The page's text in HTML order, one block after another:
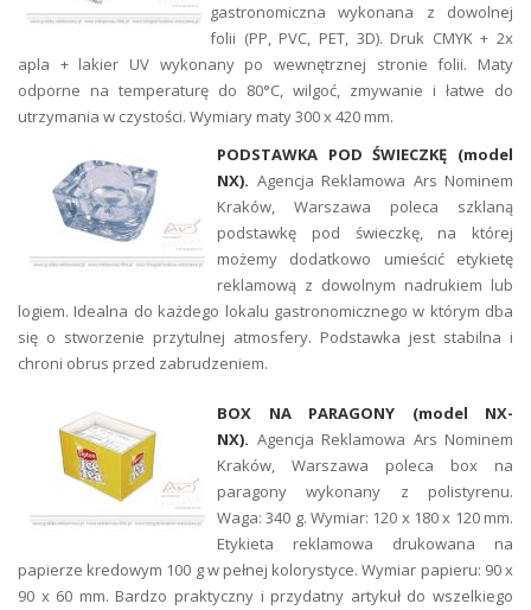
gastronomiczna wykonana z dowolnej
folii (PP, PVC, PET, 3D). Druk CMYK + 2x
apla + lakier UV wykonany po wewnętrznej stronie folii. Maty
odporne na temperaturę do 80°C, wilgoć, zmywanie i łatwe do
utrzymania w czystości. Wymiary maty 300 x 420 mm.
PODSTAWKA POD ŚWIECZKĘ (model
NX). Agencja Reklamowa Ars Nominem
Kraków, Warszawa poleca szklaną
podstawkę pod świeczkę, na której
możemy dodatkowo umieścić etykietę
reklamową z dowolnym nadrukiem lub
logiem. Idealna do każdego lokalu gastronomicznego w którym dba
się o stworzenie przytulnej atmosfery. Podstawka jest stabilna i
chroni obrus przed zabrudzeniem.
BOX NA PARAGONY (model NX-
NX). Agencja Reklamowa Ars Nominem
Kraków, Warszawa poleca box na
paragony wykonany z polistyrenu.
Waga: 340 g. Wymiar: 120 x 180 x 120 mm.
Etykieta reklamowa drukowana na
papierze kredowym 100 g w pełnej kolorystyce. Wymiar papieru: 90 x
90 x 60 mm. Bardzo praktyczny i przydatny artykuł do wszelkiego